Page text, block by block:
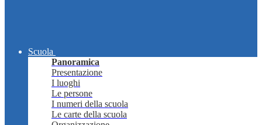
Scuola
Panoramica
Presentazione
I luoghi
Le persone
I numeri della scuola
Le carte della scuola